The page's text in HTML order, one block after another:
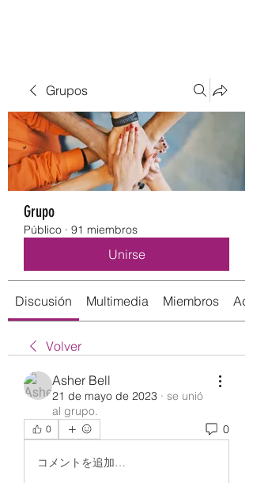
Grupos
Grupo
Público · 91 miembros
Unirse
Discusión Multimedia Miembros
Volver
Asher Bell
21 de mayo de 2023 · se unió
al grupo.
0 0
コメントを追加…